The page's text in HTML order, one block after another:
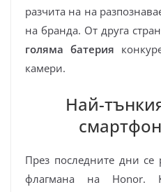
разчита на на
на бранда. От друга
голяма батерия
камери.
Най-
През последните дни се
флагмана на Honor.